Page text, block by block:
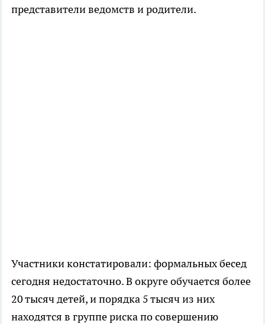
представители ведомств и родители.
Участники констатировали: формальных бесед
сегодня недостаточно. В округе обучается более
20 тысяч детей, и порядка 5 тысяч из них
находятся в группе риска по совершению